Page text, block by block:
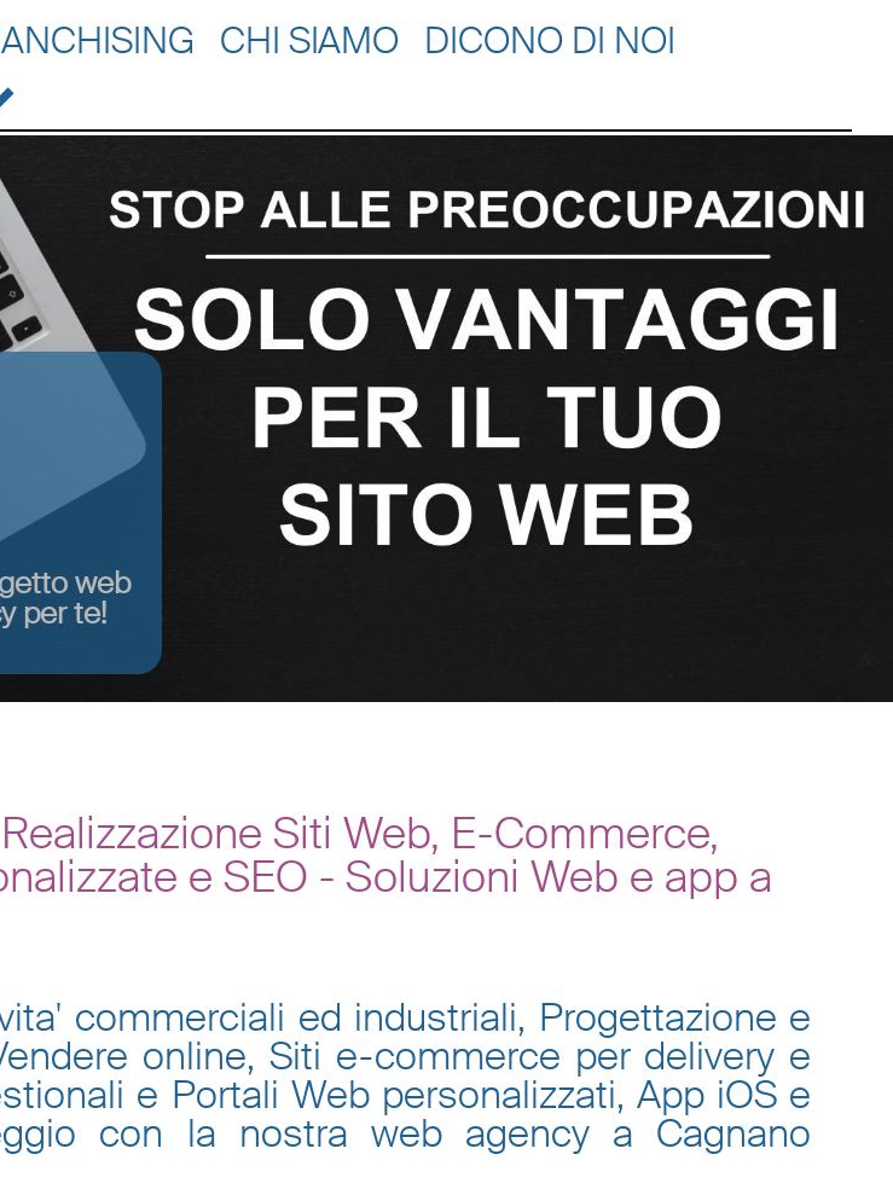
CHI SIAMO
DICONO DI NOI
web
per te!
Siti Web, E-Commerce,
e SEO - Soluzioni Web e app a
commerciali ed industriali, Progettazione e
online, Siti e-commerce per delivery e
e Portali Web personalizzati, App iOS e
con la nostra web agency a Cagnano